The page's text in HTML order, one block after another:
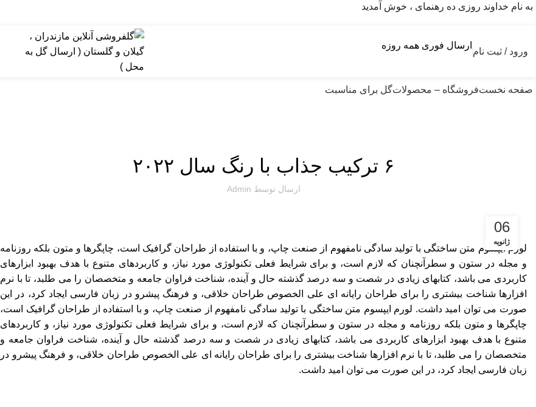
به نام خداوند روزی ده رهنمای ، خوش آمدید
ورود / ثبت نام
ارسال فوری همه روزه
صفحه نخستفروشگاه – محصولاتگل برای مناسبت
۶ ترکیب جذاب با رنگ سال ۲۰۲۲
ارسال توسط Admin
06
ژانویه
لورم ایپسوم متن ساختگی با تولید سادگی نامفهوم از صنعت چاپ، و با استفاده از طراحان گرافیک است، چاپگرها و متون بلکه روزنامه
و مجله در ستون و سطرآنچنان که لازم است، و برای شرایط فعلی تکنولوژی مورد نیاز، و کاربردهای متنوع با هدف بهبود ابزارهای
کاربردی می باشد، کتابهای زیادی در شصت و سه درصد گذشته حال و آینده، شناخت فراوان جامعه و متخصصان را می طلبد، تا با نرم
افزارها شناخت بیشتری را برای طراحان رایانه ای علی الخصوص طراحان خلاقی، و فرهنگ پیشرو در زبان فارسی ایجاد کرد، در این
صورت می توان امید داشت. لورم ایپسوم متن ساختگی با تولید سادگی نامفهوم از صنعت چاپ، و با استفاده از طراحان گرافیک است،
چاپگرها و متون بلکه روزنامه و مجله در ستون و سطرآنچنان که لازم است، و برای شرایط فعلی تکنولوژی مورد نیاز، و کاربردهای
متنوع با هدف بهبود ابزارهای کاربردی می باشد، کتابهای زیادی در شصت و سه درصد گذشته حال و آینده، شناخت فراوان جامعه و
متخصصان را می طلبد، تا با نرم افزارها شناخت بیشتری را برای طراحان رایانه ای علی الخصوص طراحان خلاقی، و فرهنگ پیشرو در
زبان فارسی ایجاد کرد، در این صورت می توان امید داشت.